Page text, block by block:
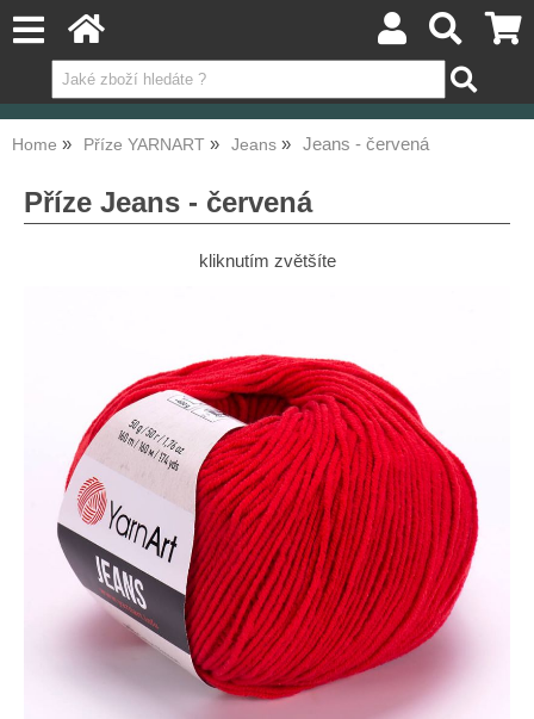
Home Příze YARNART Jeans Jeans - červená
Příze Jeans - červená
kliknutím zvětšíte